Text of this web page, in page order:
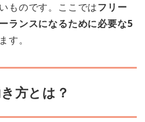
ものです。ここではフリー
ランスになるために必要な5
す。
方とは？